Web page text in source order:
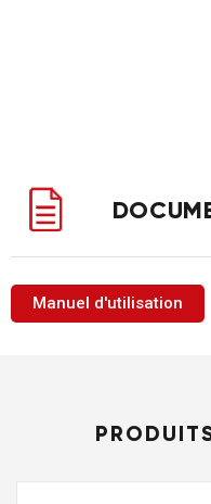
Manuel d'utilisation